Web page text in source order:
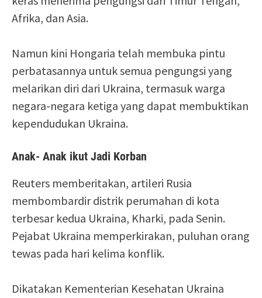
Afrika, dan Asia.
Namun kini Hongaria telah membuka pintu
perbatasannya untuk semua pengungsi yang
melarikan diri dari Ukraina, termasuk warga
negara-negara ketiga yang dapat membuktikan
kependudukan Ukraina.
Anak- Anak ikut Jadi Korban
Reuters memberitakan, artileri Rusia
membombardir distrik perumahan di kota
terbesar kedua Ukraina, Kharki, pada Senin.
Pejabat Ukraina memperkirakan, puluhan orang
tewas pada hari kelima konflik.
Dikatakan Kementerian Kesehatan Ukraina